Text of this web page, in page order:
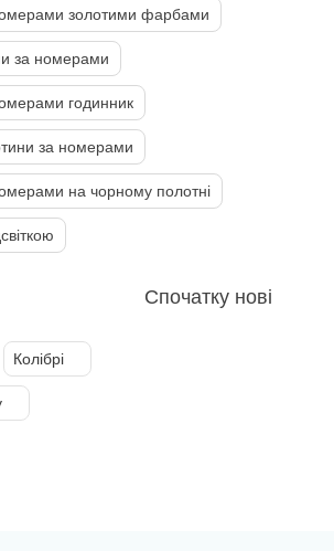
золотими фарбами
за номерами
годинник
за номерами
на чорному полотні
Спочатку нові
Колібрі